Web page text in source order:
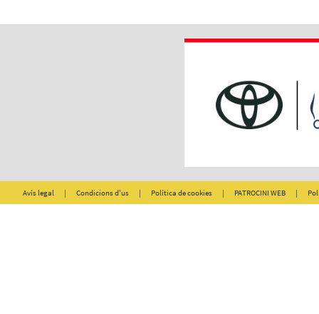
Avís legal | Condicions d'us | Política de cookies | PATROCINI WEB |